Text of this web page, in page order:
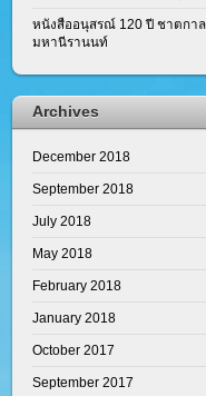
หนังสืออนุสรณ์ 120 ปี ชาตกา
มหานีรานนท์
Archives
December 2018
September 2018
July 2018
May 2018
February 2018
January 2018
October 2017
September 2017